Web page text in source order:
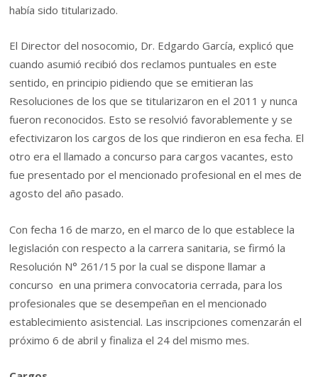
había sido titularizado.
El Director del nosocomio, Dr. Edgardo García, explicó que
cuando asumió recibió dos reclamos puntuales en este
sentido, en principio pidiendo que se emitieran las
Resoluciones de los que se titularizaron en el 2011 y nunca
fueron reconocidos. Esto se resolvió favorablemente y se
efectivizaron los cargos de los que rindieron en esa fecha. El
otro era el llamado a concurso para cargos vacantes, esto
fue presentado por el mencionado profesional en el mes de
agosto del año pasado.
Con fecha 16 de marzo, en el marco de lo que establece la
legislación con respecto a la carrera sanitaria, se firmó la
Resolución N° 261/15 por la cual se dispone llamar a
concurso en una primera convocatoria cerrada, para los
profesionales que se desempeñan en el mencionado
establecimiento asistencial. Las inscripciones comenzarán el
próximo 6 de abril y finaliza el 24 del mismo mes.